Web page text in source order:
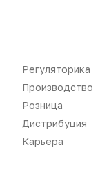
Аналитика
Документы
Бизнес
Регуляторика
Производство
Розница
Дистрибуция
Карьера